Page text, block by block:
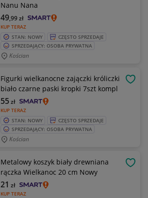
Nanu Nana
KUP TERAZ
49,99zł
STAN: NOWY
CZĘSTO SPRZEDAJE
SPRZEDAJĄCY: OSOBA PRYWATNA
Kościan
Figurki wielkanocne zajączki króliczki
biało czarne paski kropki 7szt kompl
KUP TERAZ
55zł
STAN: NOWY
CZĘSTO SPRZEDAJE
SPRZEDAJĄCY: OSOBA PRYWATNA
Kościan
Metalowy koszyk biały drewniana
rączka Wielkanoc 20 cm Nowy
KUP TERAZ
21 zł